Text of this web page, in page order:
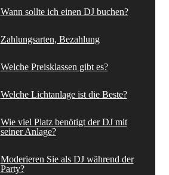
Wann sollte ich einen DJ buchen?
Zahlungsarten, Bezahlung
Welche Preisklassen gibt es?
Welche Lichtanlage ist die Beste?
Wie viel Platz benötigt der DJ mit
seiner Anlage?
Moderieren Sie als DJ während der
Party?